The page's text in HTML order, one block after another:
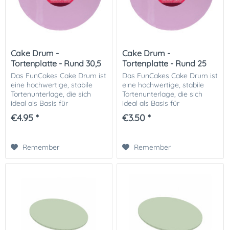
Cake Drum -
Tortenplatte - Rund 30,5
cm Pastel...
Das FunCakes Cake Drum ist
eine hochwertige, stabile
Tortenunterlage, die sich
ideal als Basis für
mehrstöckige oder schwere
Torten eignet. Mit seiner
€4.95 *
Remember
Cake Drum -
Tortenplatte - Rund 25
cm Pastel...
Das FunCakes Cake Drum ist
eine hochwertige, stabile
Tortenunterlage, die sich
ideal als Basis für
mehrstöckige oder schwere
Torten eignet. Mit seiner
€3.50 *
Remember